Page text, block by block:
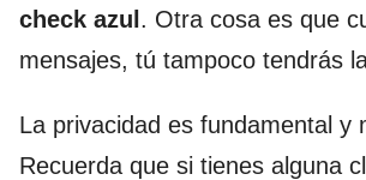
check azul. Otra cosa es que
mensajes, tú tampoco tendrás
La privacidad es fundamental y
Recuerda que si tienes alguna